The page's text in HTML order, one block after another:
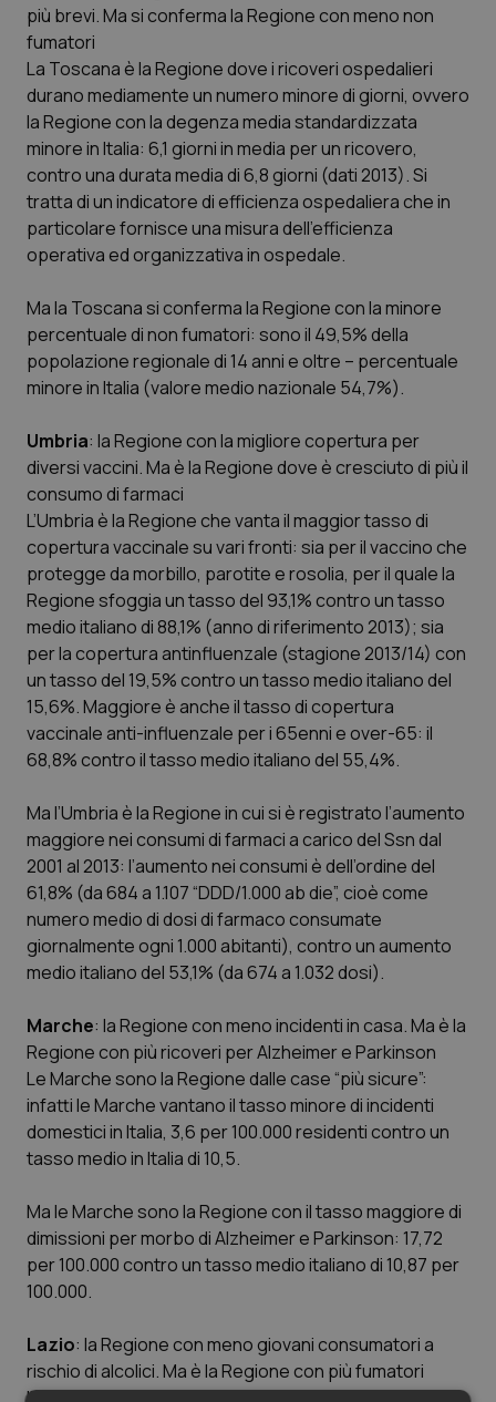
più brevi. Ma si conferma la Regione con meno non
fumatori
La Toscana è la Regione dove i ricoveri ospedalieri
durano mediamente un numero minore di giorni, ovvero
la Regione con la degenza media standardizzata
minore in Italia: 6,1 giorni in media per un ricovero,
contro una durata media di 6,8 giorni (dati 2013). Si
tratta di un indicatore di efficienza ospedaliera che in
particolare fornisce una misura dell’efficienza
operativa ed organizzativa in ospedale.
Ma la Toscana si conferma la Regione con la minore
percentuale di non fumatori: sono il 49,5% della
popolazione regionale di 14 anni e oltre – percentuale
minore in Italia (valore medio nazionale 54,7%).
Umbria: la Regione con la migliore copertura per
diversi vaccini. Ma è la Regione dove è cresciuto di più il
consumo di farmaci
L’Umbria è la Regione che vanta il maggior tasso di
copertura vaccinale su vari fronti: sia per il vaccino che
protegge da morbillo, parotite e rosolia, per il quale la
Regione sfoggia un tasso del 93,1% contro un tasso
medio italiano di 88,1% (anno di riferimento 2013); sia
per la copertura antinfluenzale (stagione 2013/14) con
un tasso del 19,5% contro un tasso medio italiano del
15,6%. Maggiore è anche il tasso di copertura
vaccinale anti-influenzale per i 65enni e over-65: il
68,8% contro il tasso medio italiano del 55,4%.
Ma l’Umbria è la Regione in cui si è registrato l’aumento
maggiore nei consumi di farmaci a carico del Ssn dal
2001 al 2013: l’aumento nei consumi è dell’ordine del
61,8% (da 684 a 1.107 “DDD/1.000 ab die”, cioè come
numero medio di dosi di farmaco consumate
giornalmente ogni 1.000 abitanti), contro un aumento
medio italiano del 53,1% (da 674 a 1.032 dosi).
Marche: la Regione con meno incidenti in casa. Ma è la
Regione con più ricoveri per Alzheimer e Parkinson
Le Marche sono la Regione dalle case “più sicure”:
infatti le Marche vantano il tasso minore di incidenti
domestici in Italia, 3,6 per 100.000 residenti contro un
tasso medio in Italia di 10,5.
Ma le Marche sono la Regione con il tasso maggiore di
dimissioni per morbo di Alzheimer e Parkinson: 17,72
per 100.000 contro un tasso medio italiano di 10,87 per
100.000.
Lazio: la Regione con meno giovani consumatori a
rischio di alcolici. Ma è la Regione con più fumatori